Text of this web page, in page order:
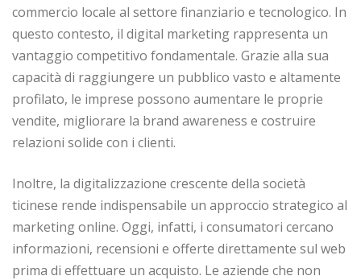
commercio locale al settore finanziario e tecnologico. In
questo contesto, il digital marketing rappresenta un
vantaggio competitivo fondamentale. Grazie alla sua
capacità di raggiungere un pubblico vasto e altamente
profilato, le imprese possono aumentare le proprie
vendite, migliorare la brand awareness e costruire
relazioni solide con i clienti.
Inoltre, la digitalizzazione crescente della società
ticinese rende indispensabile un approccio strategico al
marketing online. Oggi, infatti, i consumatori cercano
informazioni, recensioni e offerte direttamente sul web
prima di effettuare un acquisto. Le aziende che non